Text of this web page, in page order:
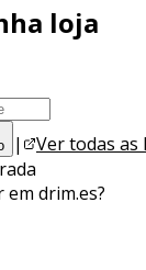
loja
|
Ver todas as
drim.es?